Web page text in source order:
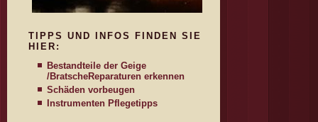
TIPPS UND INFOS FINDEN SIE
HIER:
Bestandteile der Geige
/BratscheReparaturen erkennen
Schäden vorbeugen
Instrumenten Pflegetipps